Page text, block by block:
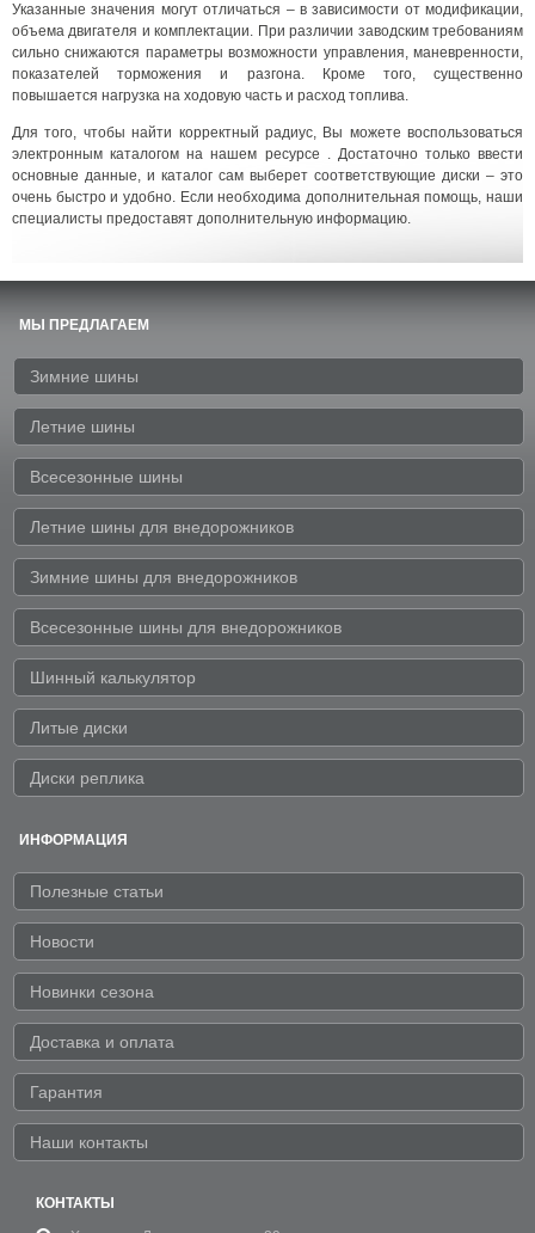
Указанные значения могут отличаться – в зависимости от модификации,
объема двигателя и комплектации. При различии заводским требованиям
сильно снижаются параметры возможности управления, маневренности,
показателей торможения и разгона. Кроме того, существенно
повышается нагрузка на ходовую часть и расход топлива.
Для того, чтобы найти корректный радиус, Вы можете воспользоваться
электронным каталогом на нашем ресурсе . Достаточно только ввести
основные данные, и каталог сам выберет соответствующие диски – это
очень быстро и удобно. Если необходима дополнительная помощь, наши
специалисты предоставят дополнительную информацию.
МЫ ПРЕДЛАГАЕМ
Зимние шины
Летние шины
Всесезонные шины
Летние шины для внедорожников
Зимние шины для внедорожников
Всесезонные шины для внедорожников
Шинный калькулятор
Литые диски
Диски реплика
ИНФОРМАЦИЯ
Полезные статьи
Новости
Новинки сезона
Доставка и оплата
Гарантия
Наши контакты
КОНТАКТЫ